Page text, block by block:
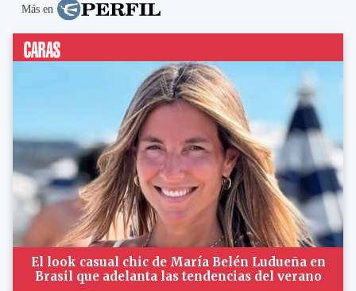
Más en
El look casual chic de María Belén Ludueña en
Brasil que adelanta las tendencias del verano